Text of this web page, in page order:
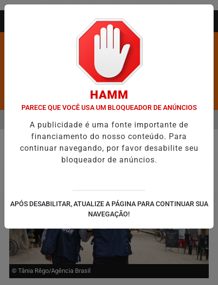
Pesquisar Notícia
MAIS VIOLENTAS DO BRASIL E CAI PARA A 6ª POSIÇÃO EM
EM ALTA
MENU
Geral
© Tânia Rêgo/Agência Brasil
HAMM
PARECE QUE VOCÊ USA UM BLOQUEADOR DE ANÚNCIOS
A publicidade é uma fonte importante de
financiamento do nosso conteúdo. Para
continuar navegando, por favor desabilite seu
bloqueador de anúncios.
APÓS DESABILITAR, ATUALIZE A PÁGINA PARA CONTINUAR SUA
NAVEGAÇÃO!